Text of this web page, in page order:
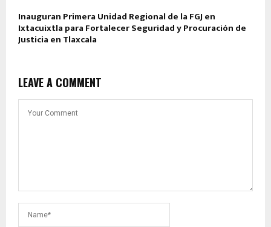
Inauguran Primera Unidad Regional de la FGJ en
Ixtacuixtla para Fortalecer Seguridad y Procuración de
Justicia en Tlaxcala
LEAVE A COMMENT